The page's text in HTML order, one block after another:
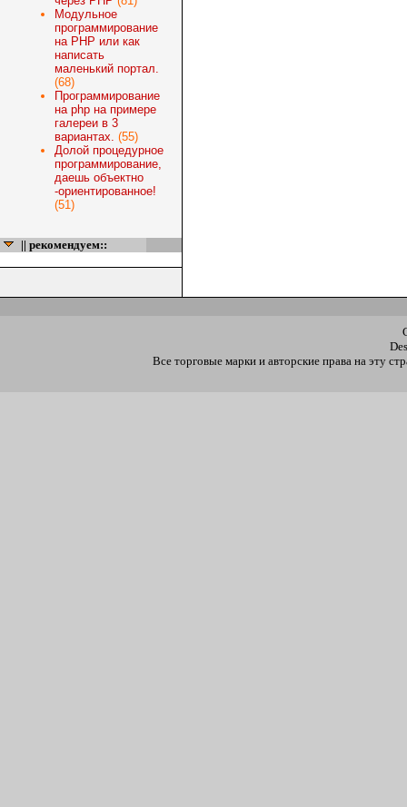
Модульное
программирование
на PHP или как
написать
маленький портал.
(68)
Программирование
на php на примере
галереи в 3
вариантах. (55)
Долой процедурное
программирование,
даешь объектно
-ориентированное!
(51)
|| рекомендуем::
Все торговые марки и авторские права на эту